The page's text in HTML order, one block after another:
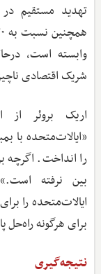
تهدید مستقیم در
وابسته است،
شریک اقتصادی
اریک بروئر از
«ایالات‌متحده با
را انداخت. اگرچه
بین نرفته
ایالات‌متحده را
برای هرگونه راه‌حل
نتیجه‌گیری